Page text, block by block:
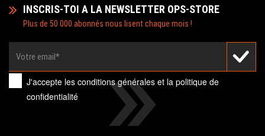
INSCRIS-TOI A LA NEWSLETTER OPS-STORE
Plus de 50 000 abonnés nous lisent chaque mois !
J'accepte lesconditions générales et lapolitique de
confidentialité